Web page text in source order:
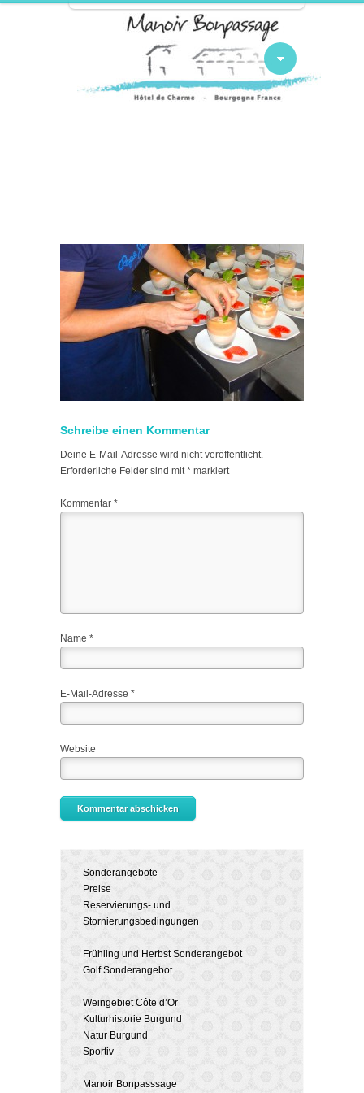
Schreibe einen Kommentar
Deine E-Mail-Adresse wird nicht veröffentlicht.
Erforderliche Felder sind mit* markiert
Kommentar *
Name *
E-Mail-Adresse *
Website
Sonderangebote
Preise
Reservierungs- und
Stornierungsbedingungen
Frühling und Herbst Sonderangebot
Golf Sonderangebot
Weingebiet Côte d’Or
Kulturhistorie Burgund
Natur Burgund
Sportiv
Manoir Bonpasssage